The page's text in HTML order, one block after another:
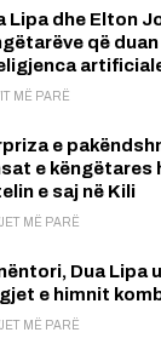
Lipa dhe Elton
që
MË PARË
e
e këngëtares
e saj në Kili
MË PARË
Dua Lipa
e himnit
MË PARË